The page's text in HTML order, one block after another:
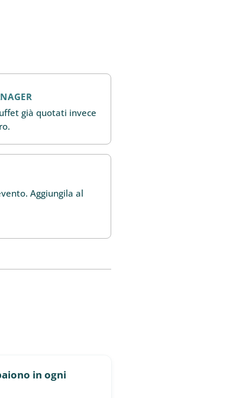
già quotati invece
Aggiungila al
in ogni